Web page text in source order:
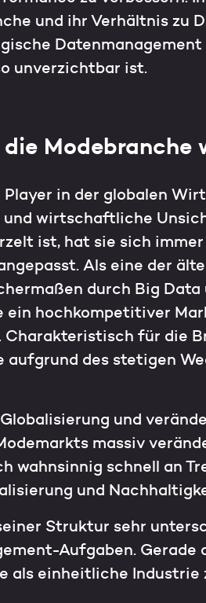
und ihr Verhältnis zu
unverzichtbar ist.
Modebranche
in der globalen
wirtschaftliche
ist, hat sie sich
Als eine der
durch Big
hochkompetitiver
für die
des stetigen
und
massiv
wahnsinnig schnell an
und
Struktur sehr
Aufgaben.
als einheitliche